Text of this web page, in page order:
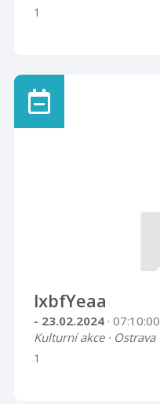
1
lxbfYeaa
- 23.02.2024 · 07:10:00
Kulturní akce · Ostrava
1